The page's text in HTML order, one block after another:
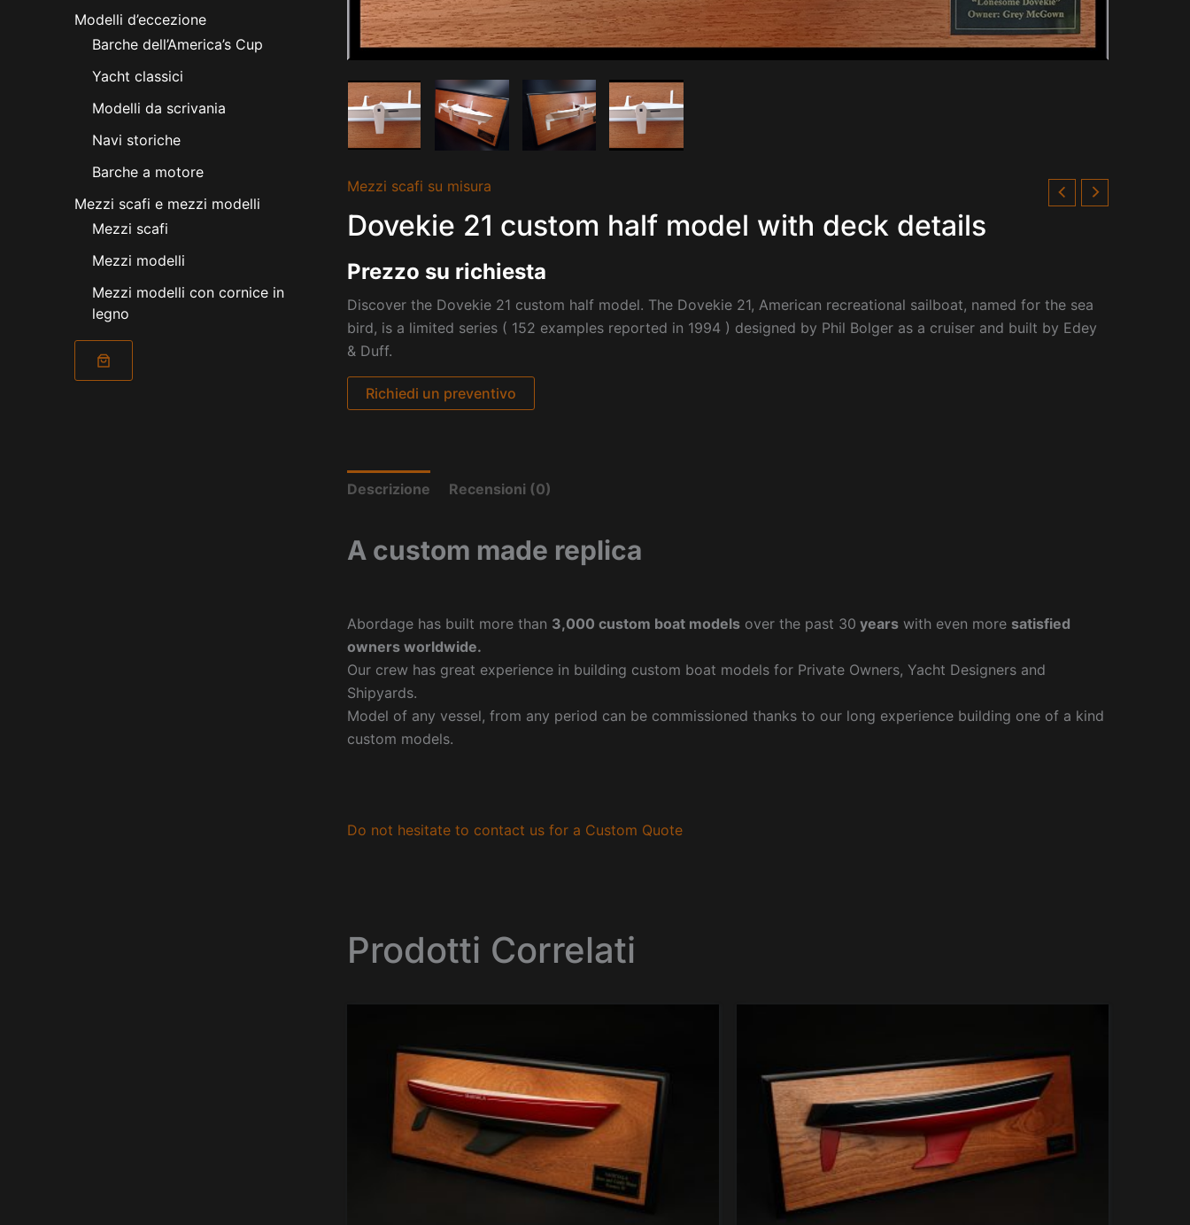
Modelli d’eccezione
Barche dell’America’s Cup
Yacht classici
Modelli da scrivania
Navi storiche
Barche a motore
Mezzi scafi e mezzi modelli
Mezzi scafi
Mezzi modelli
Mezzi modelli con cornice in
legno
Mezzi scafi su misura
Dovekie 21 custom half model with deck details
Prezzo su richiesta
Discover the Dovekie 21 custom half model. The Dovekie 21, American recreational sailboat, named for the sea
bird, is a limited series ( 152 examples reported in 1994 ) designed by Phil Bolger as a cruiser and built by Edey
& Duff.
Richiedi un preventivo
Descrizione Recensioni (0)
A custom made replica
Abordage has built more than 3,000 custom boat models over the past 30 years with even more satisfied
owners worldwide.
Our crew has great experience in building custom boat models for Private Owners, Yacht Designers and
Shipyards.
Model of any vessel, from any period can be commissioned thanks to our long experience building one of a kind
custom models.
Do not hesitate to contact us for a Custom Quote
Prodotti Correlati